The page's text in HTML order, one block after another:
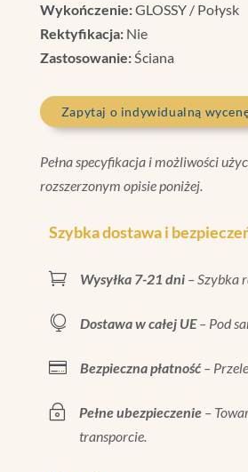
Wykończenie:GLOSSY / Połysk
Rektyfikacja:Nie
Zastosowanie:Ściana
Zapytaj o indywidualną
Pełna specyfikacja i możliwości
rozszerzonym opisie poniżej.
Szybka dostawa i
 Wysyłka 7-21 dni– Szybka
 Dostawa w całej UE– Pod
 Bezpieczna płatność–
~ Pełne ubezpieczenie–
transporcie.